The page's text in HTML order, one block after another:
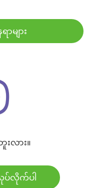
များ
းလား။
ပ်လိုက်ပါ